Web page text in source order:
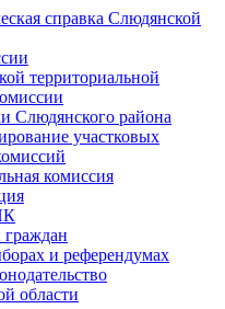
справка Слюдянской
территориальной
Слюдянского района
участковых
комиссия
граждан
и референдумах
области